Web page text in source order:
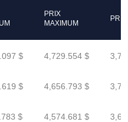
PRIX
MAXIMUM
$ 4,729.554 $
$ 4,656.793 $
$ 4,574.681 $